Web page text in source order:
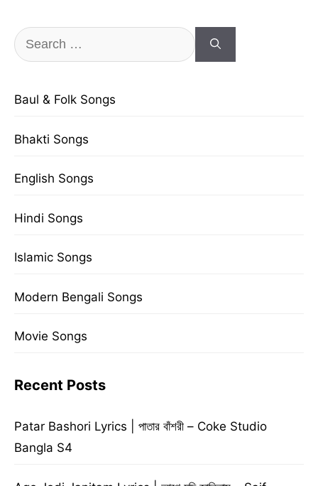
Search
for:
Baul & Folk Songs
Bhakti Songs
English Songs
Hindi Songs
Islamic Songs
Modern Bengali Songs
Movie Songs
Recent Posts
Patar Bashori Lyrics | পাতার বাঁশরী – Coke Studio
Bangla S4